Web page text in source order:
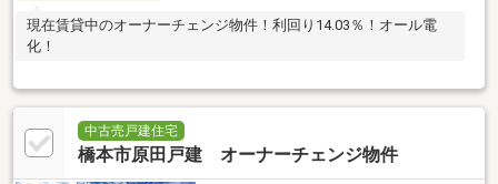
現在賃貸中のオーナーチェンジ物件！利回り14.03％！オール電
化！
中古売戸建住宅
橋本市原田戸建 オーナーチェンジ物件